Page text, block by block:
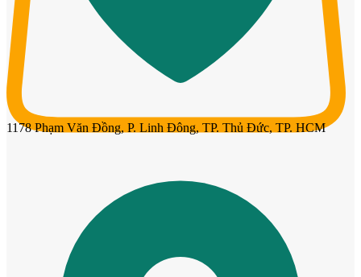
1178 Phạm Văn Đồng, P. Linh Đông, TP. Thủ Đức, TP. HCM